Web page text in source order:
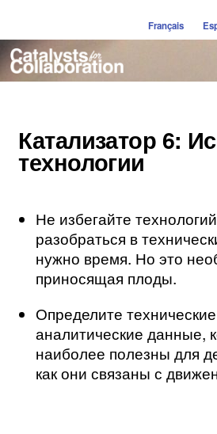
Français
Катализатор 6:
технологии
Не избегайте
разобраться в
нужно время. Но это
приносящая плоды.
Определите
аналитические данные,
наиболее полезны для
как они связаны с